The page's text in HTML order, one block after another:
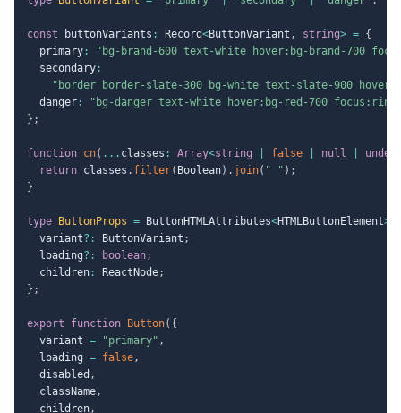
const buttonVariants : Record<ButtonVariant , string> = {
  primary
:
"bg-brand-600 text-white hover:bg-brand-700
  secondary
:
"border border-slate-300 bg-white text-slate-900
  danger
:
"bg-danger text-white hover:bg-red-700
} ;
function cn( ... classes : Array<string false null
return classes . filter( Boolean) . join( " " ) ;
}
type ButtonProps = ButtonHTMLAttributes<HTMLButtonElement>
  variant
? : ButtonVariant ;
  loading
? : boolean;
  children
: ReactNode;
} ;
export function Button( {
  variant
= "primary" ,
  loading
= false,
  disabled
,
  className
,
  children
,